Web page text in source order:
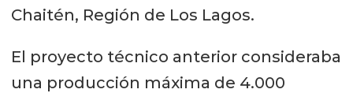
Chaitén, Región de Los Lagos.
El proyecto técnico anterior consideraba
una producción máxima de 4.000